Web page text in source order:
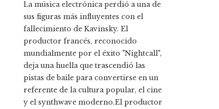
La música electrónica perdió a una de
sus figuras más influyentes con el
fallecimiento de Kavinsky. El
productor francés, reconocido
mundialmente por el éxito "Nightcall",
deja una huella que trascendió las
pistas de baile para convertirse en un
referente de la cultura popular, el cine
y el synthwave moderno.El productor